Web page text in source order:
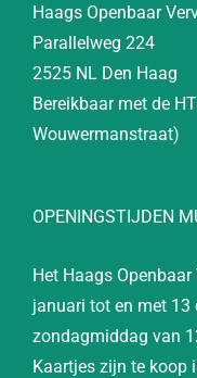
Haags Openbaar
Parallelweg 224
2525 NL Den Haag
Bereikbaar met de
Wouwermanstraat)
OPENINGSTIJDEN
Het Haags
januari tot en met 13
zondagmiddag van
Kaartjes zijn te koop